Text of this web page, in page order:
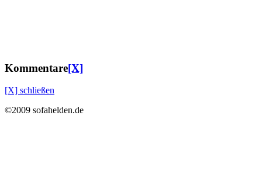
Kommentare[X]
[X] schließen
©2009 sofahelden.de